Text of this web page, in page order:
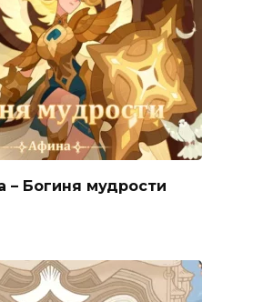
– Богиня мудрости